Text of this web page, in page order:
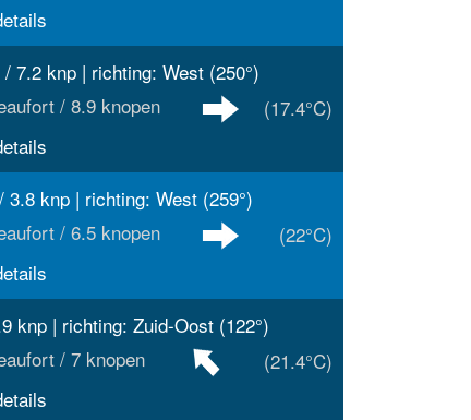
7.2 knp | richting: West (250°)
/ 8.9 knopen
(17.4°C)
knp | richting: West (259°)
/ 6.5 knopen
(22°C)
knp | richting: Zuid-Oost (122°)
/ 7 knopen
(21.4°C)